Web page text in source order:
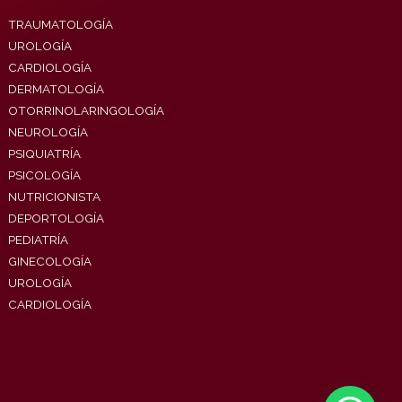
TRAUMATOLOGÍA
UROLOGÍA
CARDIOLOGÍA
DERMATOLOGÍA
OTORRINOLARINGOLOGÍA
NEUROLOGÍA
PSIQUIATRÍA
PSICOLOGÍA
NUTRICIONISTA
DEPORTOLOGÍA
PEDIATRÍA
GINECOLOGÍA
UROLOGÍA
CARDIOLOGÍA